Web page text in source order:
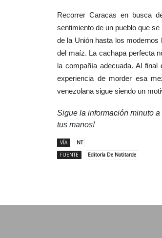
Recorrer Caracas en busca
sentimiento de un pueblo que
de la Unión hasta los
del maíz. La cachapa perfecta
la compañía adecuada. Al
experiencia de morder esa
venezolana sigue siendo un
Sigue la información minuto
tus manos!
VÍA
NT
FUENTE
Editoría De Notitarde